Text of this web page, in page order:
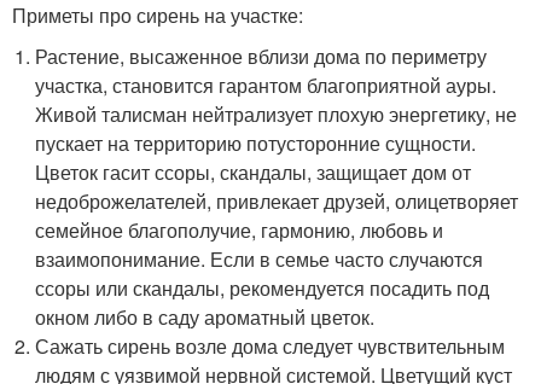
Приметы про сирень на участке:
Растение, высаженное вблизи дома по периметру
участка, становится гарантом благоприятной ауры.
Живой талисман нейтрализует плохую энергетику, не
пускает на территорию потусторонние сущности.
Цветок гасит ссоры, скандалы, защищает дом от
недоброжелателей, привлекает друзей, олицетворяет
семейное благополучие, гармонию, любовь и
взаимопонимание. Если в семье часто случаются
ссоры или скандалы, рекомендуется посадить под
окном либо в саду ароматный цветок.
Сажать сирень возле дома следует чувствительным
людям с уязвимой нервной системой. Цветущий куст